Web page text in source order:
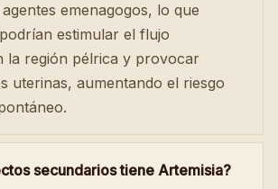
emenagogos, lo que
estimular el flujo
la región pélrica y provocar
uterinas, aumentando el riesgo
secundarios tiene Artemisia?